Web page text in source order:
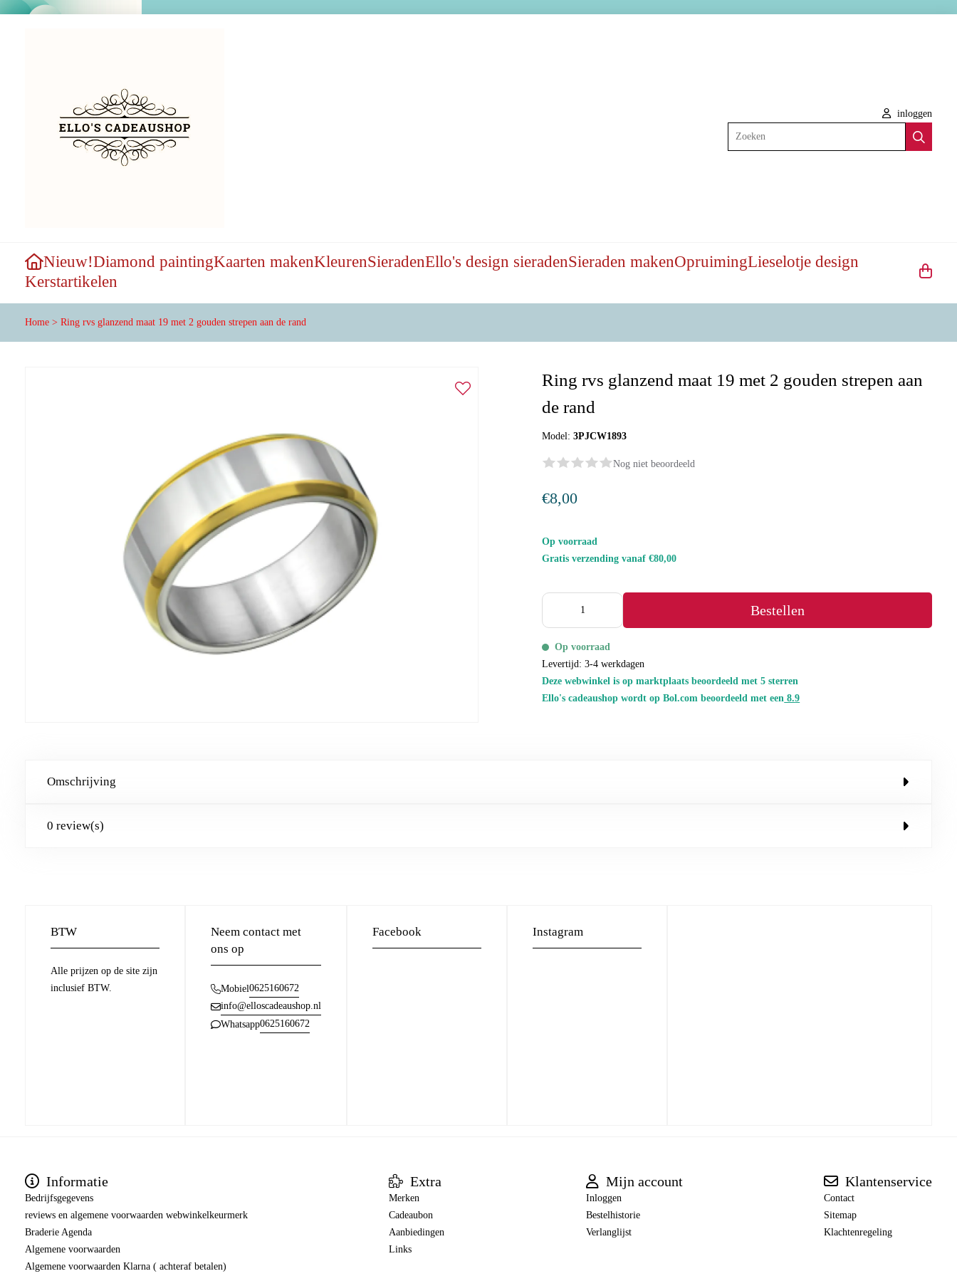
inloggen
Zoeken
Nieuw!Diamond paintingKaarten makenKleurenSieradenEllo's design sieradenSieraden makenOpruimingLieselotje design
Kerstartikelen
Home > Ring rvs glanzend maat 19 met 2 gouden strepen aan de rand
Ring rvs glanzend maat 19 met 2 gouden strepen aan
de rand
Model:3PJCW1893
Nog niet beoordeeld
€8,00
Op voorraad
Gratis verzending vanaf €80,00
Bestellen
Op voorraad
Levertijd: 3-4 werkdagen
Deze webwinkel is op marktplaats beoordeeld met 5 sterren
Ello's cadeaushop wordt op Bol.com beoordeeld met een 8.9
Omschrijving
0 review(s)
BTW
Alle prijzen op de site zijn
inclusief BTW.
Neem contact met
ons op
Mobiel0625160672
info@elloscadeaushop.nl
Whatsapp0625160672
Facebook Instagram
Informatie
Bedrijfsgegevens
reviews en algemene voorwaarden webwinkelkeurmerk
Braderie Agenda
Algemene voorwaarden
Algemene voorwaarden Klarna ( achteraf betalen)
Extra
Merken
Cadeaubon
Aanbiedingen
Links
Mijn account
Inloggen
Bestelhistorie
Verlanglijst
Klantenservice
Contact
Sitemap
Klachtenregeling